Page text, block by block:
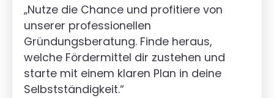
„Nutze die Chance und profitiere von
unserer professionellen
Gründungsberatung. Finde heraus,
welche Fördermittel dir zustehen und
starte mit einem klaren Plan in deine
Selbstständigkeit.“